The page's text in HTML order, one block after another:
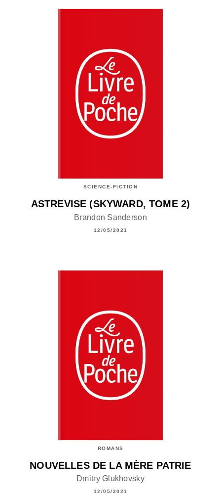
SCIENCE-FICTION
ASTREVISE (SKYWARD, TOME 2)
Brandon Sanderson
12/05/2021
ROMANS
NOUVELLES DE LA MÈRE PATRIE
Dmitry Glukhovsky
12/05/2021